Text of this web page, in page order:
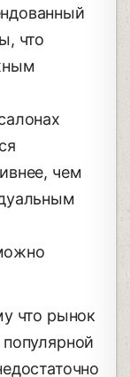
что
чем
что рынок